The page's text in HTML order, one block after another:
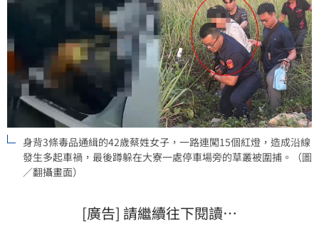
身背3條毒品通緝的42歲蔡姓女子，一路連闖15個紅燈，造成沿線
發生多起車禍，最後蹲躲在大寮一處停車場旁的草叢被圍捕。（圖
／翻攝畫面）
[廣告] 請繼續往下閱讀…